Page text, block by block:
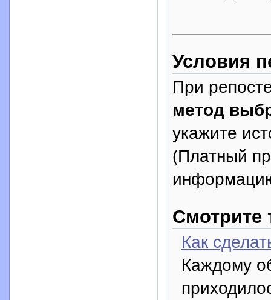
Условия
При
метод
укажите
(Платный
Смотрите
Как
Каждому